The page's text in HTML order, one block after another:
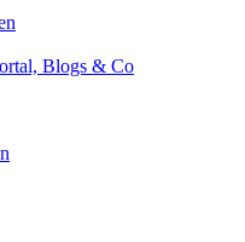
Blogs & Co